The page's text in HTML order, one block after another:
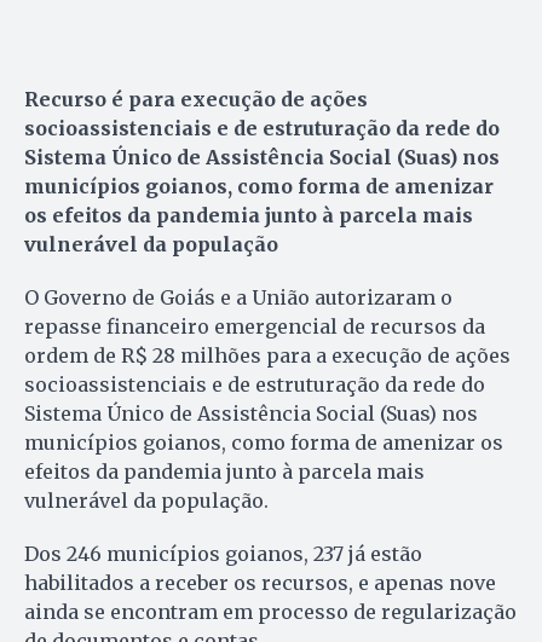
Recurso é para execução de ações
socioassistenciais e de estruturação da rede do
Sistema Único de Assistência Social (Suas) nos
municípios goianos, como forma de amenizar
os efeitos da pandemia junto à parcela mais
vulnerável da população
O Governo de Goiás e a União autorizaram o
repasse financeiro emergencial de recursos da
ordem de R$ 28 milhões para a execução de ações
socioassistenciais e de estruturação da rede do
Sistema Único de Assistência Social (Suas) nos
municípios goianos, como forma de amenizar os
efeitos da pandemia junto à parcela mais
vulnerável da população.
Dos 246 municípios goianos, 237 já estão
habilitados a receber os recursos, e apenas nove
ainda se encontram em processo de regularização